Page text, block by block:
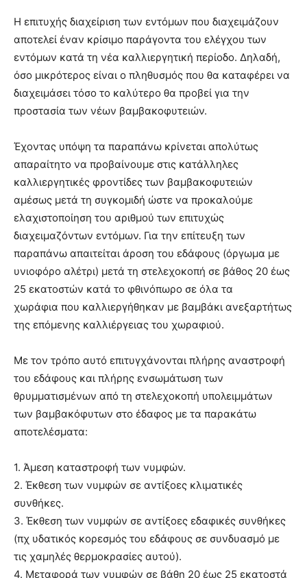
Η επιτυχής διαχείριση των εντόμων που διαχειμάζουν
αποτελεί έναν κρίσιμο παράγοντα του ελέγχου των
εντόμων κατά τη νέα καλλιεργητική περίοδο. Δηλαδή,
όσο μικρότερος είναι ο πληθυσμός που θα καταφέρει να
διαχειμάσει τόσο το καλύτερο θα προβεί για την
προστασία των νέων βαμβακοφυτειών.
Έχοντας υπόψη τα παραπάνω κρίνεται απολύτως
απαραίτητο να προβαίνουμε στις κατάλληλες
καλλιεργητικές φροντίδες των βαμβακοφυτειών
αμέσως μετά τη συγκομιδή ώστε να προκαλούμε
ελαχιστοποίηση του αριθμού των επιτυχώς
διαχειμαζόντων εντόμων. Για την επίτευξη των
παραπάνω απαιτείται άροση του εδάφους (όργωμα με
υνιοφόρο αλέτρι) μετά τη στελεχοκοπή σε βάθος 20 έως
25 εκατοστών κατά το φθινόπωρο σε όλα τα
χωράφια που καλλιεργήθηκαν με βαμβάκι ανεξαρτήτως
της επόμενης καλλιέργειας του χωραφιού.
Με τον τρόπο αυτό επιτυγχάνονται πλήρης αναστροφή
του εδάφους και πλήρης ενσωμάτωση των
θρυμματισμένων από τη στελεχοκοπή υπολειμμάτων
των βαμβακόφυτων στο έδαφος με τα παρακάτω
αποτελέσματα:
1. Άμεση καταστροφή των νυμφών.
2. Έκθεση των νυμφών σε αντίξοες κλιματικές
συνθήκες.
3. Έκθεση των νυμφών σε αντίξοες εδαφικές συνθήκες
(πχ υδατικός κορεσμός του εδάφους σε συνδυασμό με
τις χαμηλές θερμοκρασίες αυτού).
4. Μεταφορά των νυμφών σε βάθη 20 έως 25 εκατοστά